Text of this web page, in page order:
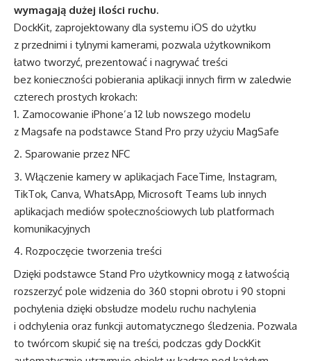
wymagają dużej ilości ruchu.
DockKit, zaprojektowany dla systemu iOS do użytku
z przednimi i tylnymi kamerami, pozwala użytkownikom
łatwo tworzyć, prezentować i nagrywać treści
bez konieczności pobierania aplikacji innych firm w zaledwie
czterech prostych krokach:
Zamocowanie iPhone’a 12 lub nowszego modelu
z Magsafe na podstawce Stand Pro przy użyciu MagSafe
Sparowanie przez NFC
Włączenie kamery w aplikacjach FaceTime, Instagram,
TikTok, Canva, WhatsApp, Microsoft Teams lub innych
aplikacjach mediów społecznościowych lub platformach
komunikacyjnych
Rozpoczęcie tworzenia treści
Dzięki podstawce Stand Pro użytkownicy mogą z łatwością
rozszerzyć pole widzenia do 360 stopni obrotu i 90 stopni
pochylenia dzięki obsłudze modelu ruchu nachylenia
i odchylenia oraz funkcji automatycznego śledzenia. Pozwala
to twórcom skupić się na treści, podczas gdy DockKit